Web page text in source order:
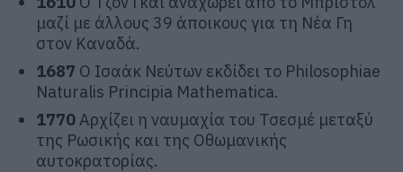
μαζί με άλλους 39 άποικους για τη Νέα Γη
στον Καναδά.
1687 Ο Ισαάκ Νεύτων εκδίδει το Philosophiae
Naturalis Principia Mathematica.
1770Αρχίζει η ναυμαχία του Τσεσμέ μεταξύ
της Ρωσικής και της Οθωμανικής
αυτοκρατορίας.